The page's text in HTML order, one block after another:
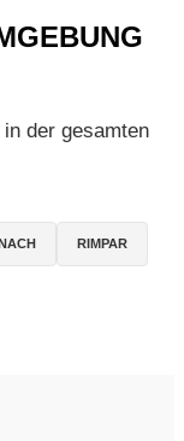
der gesamten
RIMPAR